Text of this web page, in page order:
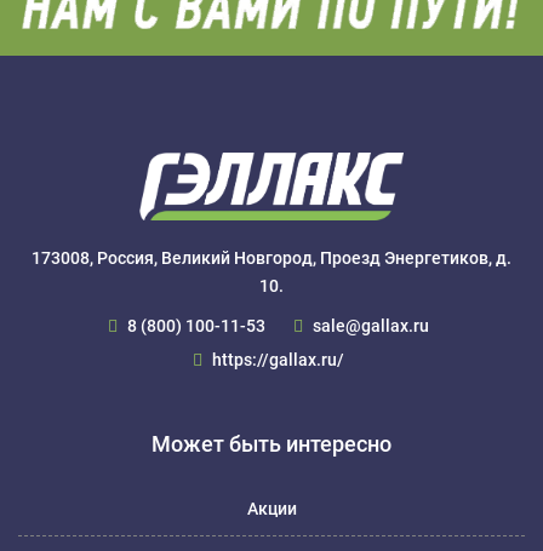
173008, Россия, Великий Новгород, Проезд Энергетиков, д.
10.
8 (800) 100-11-53
sale@gallax.ru
https://gallax.ru/
Может быть интересно
Акции